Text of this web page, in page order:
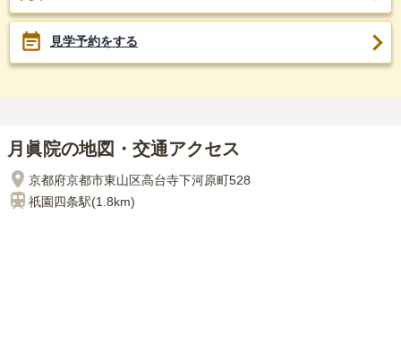
見学予約をする
月眞院の地図・交通アクセス
京都府京都市東山区高台寺下河原町528
祇園四条駅(1.8km)